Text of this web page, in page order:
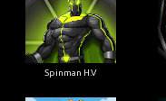
Spinman H.V